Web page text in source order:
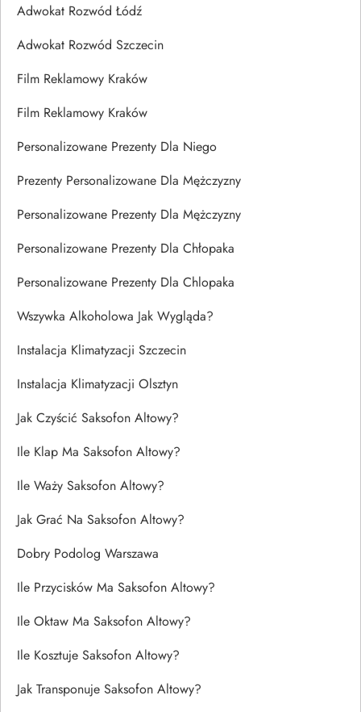
Adwokat Rozwód Łódź
Adwokat Rozwód Szczecin
Film Reklamowy Kraków
Film Reklamowy Kraków
Personalizowane Prezenty Dla Niego
Prezenty Personalizowane Dla Mężczyzny
Personalizowane Prezenty Dla Mężczyzny
Personalizowane Prezenty Dla Chłopaka
Personalizowane Prezenty Dla Chlopaka
Wszywka Alkoholowa Jak Wygląda?
Instalacja Klimatyzacji Szczecin
Instalacja Klimatyzacji Olsztyn
Jak Czyścić Saksofon Altowy?
Ile Klap Ma Saksofon Altowy?
Ile Waży Saksofon Altowy?
Jak Grać Na Saksofon Altowy?
Dobry Podolog Warszawa
Ile Przycisków Ma Saksofon Altowy?
Ile Oktaw Ma Saksofon Altowy?
Ile Kosztuje Saksofon Altowy?
Jak Transponuje Saksofon Altowy?